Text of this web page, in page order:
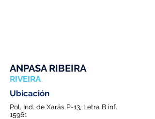
ANPASA RIBEIRA
RIVEIRA
Ubicación
Pol. Ind. de Xarás P-13, Letra B inf.
15961